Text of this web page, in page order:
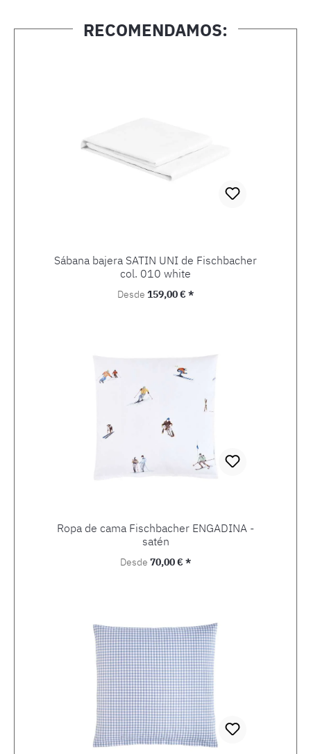
RECOMENDAMOS:
Sábana bajera SATIN UNI de Fischbacher
col. 010 white
Precio normal:
Desde 159,00 € *
Ropa de cama Fischbacher ENGADINA -
satén
Precio normal:
Desde 70,00 € *